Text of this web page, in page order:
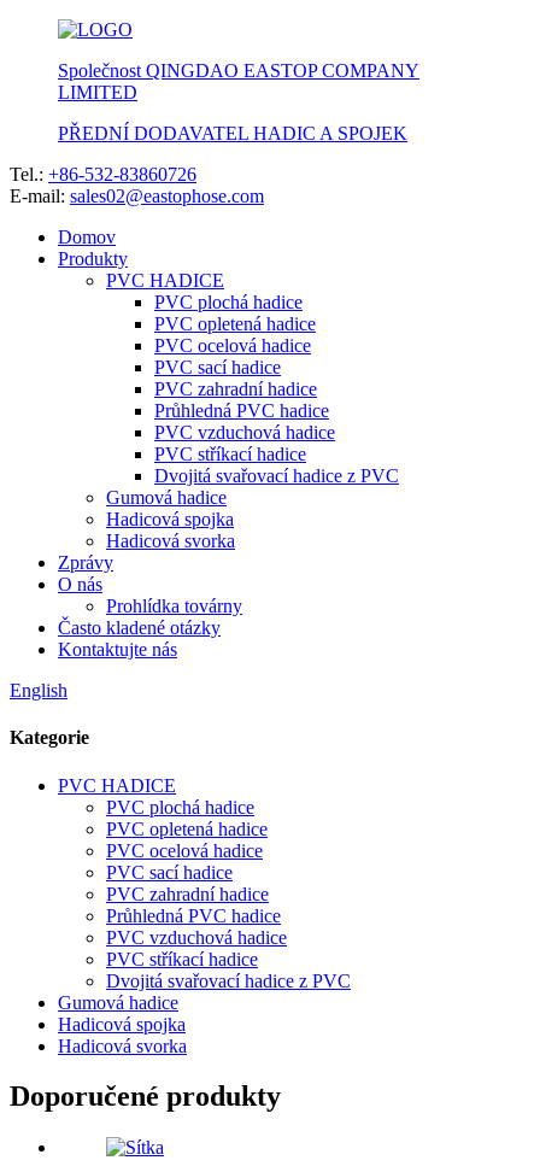
Společnost QINGDAO EASTOP COMPANY
LIMITED
PŘEDNÍ DODAVATEL HADIC A SPOJEK
Tel.: +86-532-83860726
E-mail: sales02@eastophose.com
Domov
Produkty
PVC HADICE
PVC plochá hadice
PVC opletená hadice
PVC ocelová hadice
PVC sací hadice
PVC zahradní hadice
Průhledná PVC hadice
PVC vzduchová hadice
PVC stříkací hadice
Dvojitá svařovací hadice z PVC
Gumová hadice
Hadicová spojka
Hadicová svorka
Zprávy
O nás
Prohlídka továrny
Často kladené otázky
Kontaktujte nás
English
Kategorie
PVC HADICE
PVC plochá hadice
PVC opletená hadice
PVC ocelová hadice
PVC sací hadice
PVC zahradní hadice
Průhledná PVC hadice
PVC vzduchová hadice
PVC stříkací hadice
Dvojitá svařovací hadice z PVC
Gumová hadice
Hadicová spojka
Hadicová svorka
Doporučené produkty